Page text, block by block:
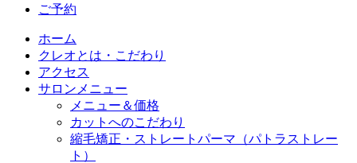
ご予約
ホーム
クレオとは・こだわり
アクセス
サロンメニュー
メニュー＆価格
カットへのこだわり
縮毛矯正・ストレートパーマ（パトラストレー
ト）